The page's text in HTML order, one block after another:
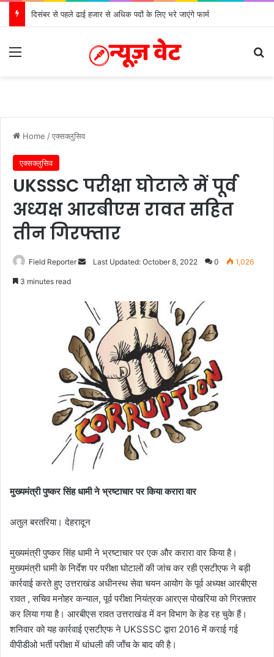
दिसंबर से पहले ढाई हजार से अधिक पदों के लिए भरे जाएंगे फार्म
Menu
Home /एक्सक्लुसिव
एक्सक्लुसिव
UKSSSC परीक्षा घोटाले में पूर्व
अध्यक्ष आरबीएस रावत सहित
तीन गिरफ्तार
Field Reporter
SendLast Updated: October 8, 2022 0 1,026
3 minutes read
मुख्यमंत्री पुष्कर सिंह धामी ने भ्रष्टाचार पर किया करारा वार
अतुल बरतरिया। देहरादून
मुख्यमंत्री पुष्कर सिंह धामी ने भ्रष्टाचार पर एक और करारा वार किया है।
मुख्यमंत्री धामी के निर्देश पर परीक्षा घोटालों की जांच कर रही एसटीएफ ने बड़ी
कार्रवाई करते हुए उत्तराखंड अधीनस्थ सेवा चयन आयोग के पूर्व अध्यक्ष आरबीएस
रावत , सचिव मनोहर कन्याल, पूर्व परीक्षा नियंत्रक आरएस पोखरिया को गिरफ़्तार
कर लिया गया है। आरबीएस रावत उत्तराखंड में वन विभाग के हेड रह चुके हैं।
शनिवार को यह कार्रवाई एसटीएफ ने UKSSSC द्वारा 2016 में कराई गई
वीपीडीओ भर्ती परीक्षा में धांधली की जाँच के बाद की है।